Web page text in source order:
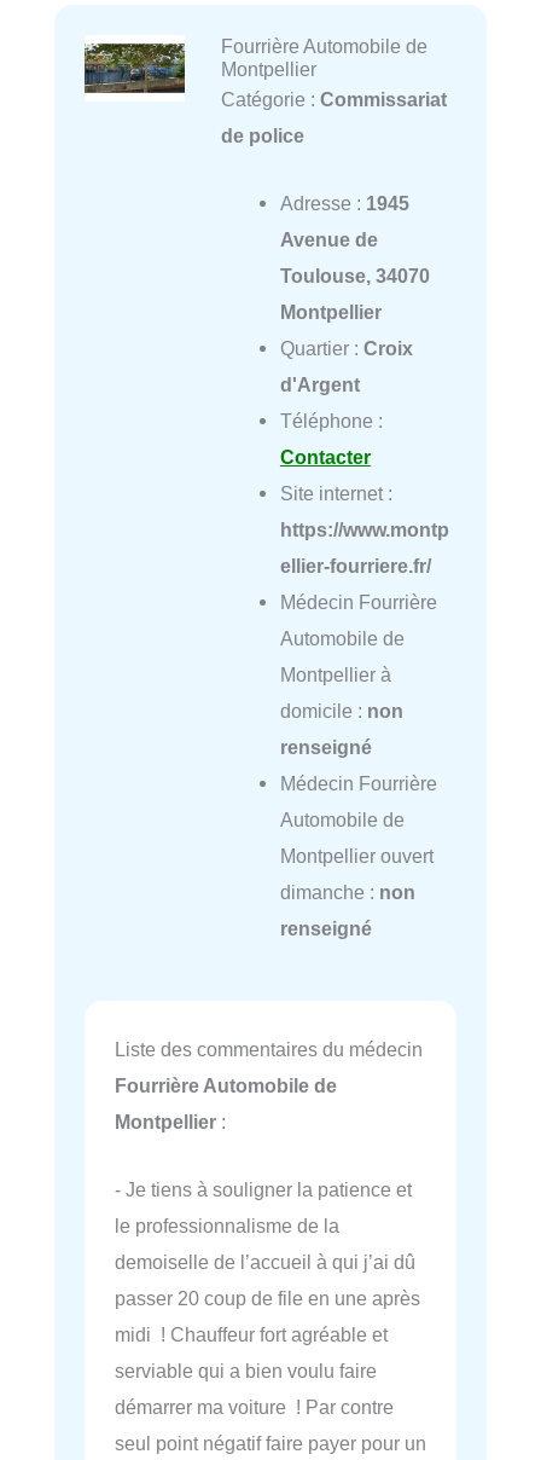
Fourrière Automobile de
Montpellier
Catégorie : Commissariat
de police
Adresse : 1945
Avenue de
Toulouse, 34070
Montpellier
Quartier : Croix
d'Argent
Téléphone :
Contacter
Site internet :
https://www.montp
ellier-fourriere.fr/
Médecin Fourrière
Automobile de
Montpellier à
domicile : non
renseigné
Médecin Fourrière
Automobile de
Montpellier ouvert
dimanche : non
renseigné
Liste des commentaires du médecin
Fourrière Automobile de
Montpellier :
- Je tiens à souligner la patience et
le professionnalisme de la
demoiselle de l’accueil à qui j’ai dû
passer 20 coup de file en une après
midi ! Chauffeur fort agréable et
serviable qui a bien voulu faire
démarrer ma voiture ! Par contre
seul point négatif faire payer pour un